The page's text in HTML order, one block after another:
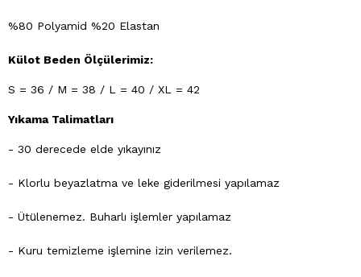
%80 Polyamid %20 Elastan
Külot Beden Ölçülerimiz:
S = 36 / M = 38 / L = 40 / XL = 42
Yıkama Talimatları
- 30 derecede elde yıkayınız
- Klorlu beyazlatma ve leke giderilmesi yapılamaz
- Ütülenemez. Buharlı işlemler yapılamaz
- Kuru temizleme işlemine izin verilemez.